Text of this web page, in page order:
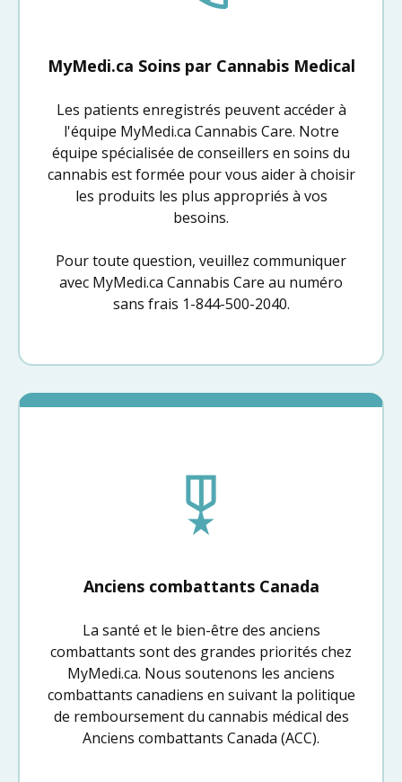
MyMedi.ca Soins par Cannabis Medical
Les patients enregistrés peuvent accéder à
l'équipe MyMedi.ca Cannabis Care. Notre
équipe spécialisée de conseillers en soins du
cannabis est formée pour vous aider à choisir
les produits les plus appropriés à vos
besoins.
Pour toute question, veuillez communiquer
avec MyMedi.ca Cannabis Care au numéro
sans frais 1-844-500-2040.
Anciens combattants Canada
La santé et le bien-être des anciens
combattants sont des grandes priorités chez
MyMedi.ca. Nous soutenons les anciens
combattants canadiens en suivant la politique
de remboursement du cannabis médical des
Anciens combattants Canada (ACC).